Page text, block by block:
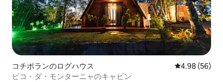
コチポランのログハウス レビュー56
4.98 (56)
ピコ・ダ・モンターニャのキャビン